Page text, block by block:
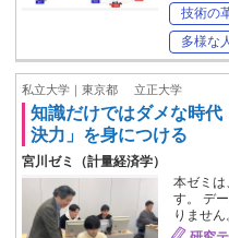
技術の
多様な
私立大学｜東京都 立正大学
知識だけではダメな時
決力」を身につける
宮川ゼミ（計量経済学）
本ゼミは
す。 デ
りませ